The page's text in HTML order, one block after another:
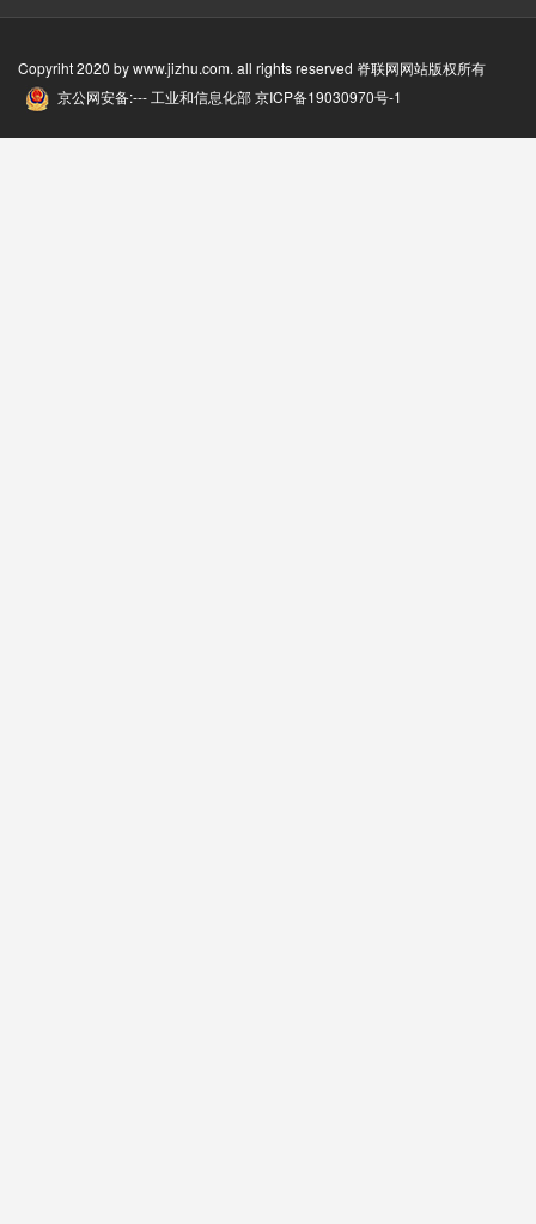
Copyriht 2020 bywww.jizhu.com. all rights reserved 脊联网网站版权所有
京公网安备:--- 工业和信息化部京ICP备19030970号-1